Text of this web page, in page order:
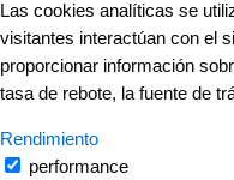
Las cookies analíticas se
visitantes interactúan con el
proporcionar información
tasa de rebote, la fuente de
Rendimiento
performance